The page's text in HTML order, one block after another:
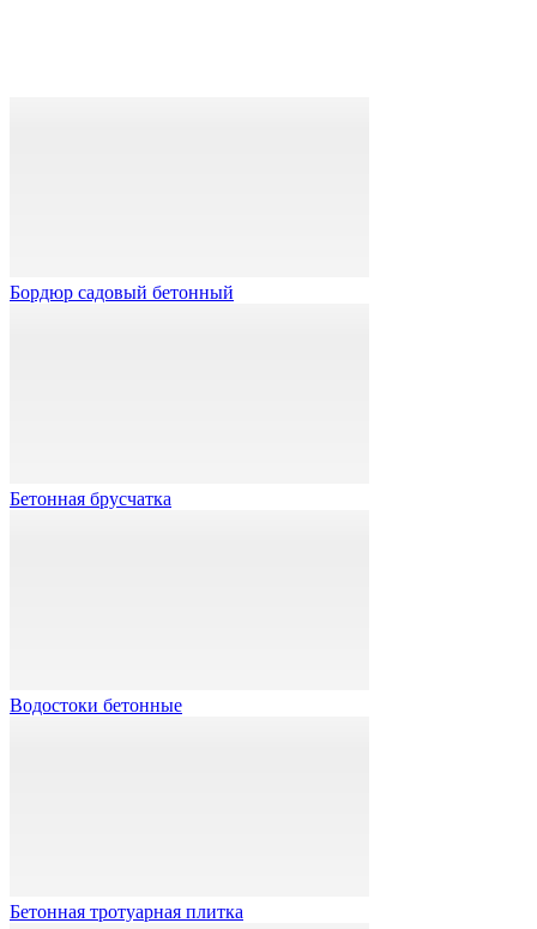
Бордюр садовый бетонный
Бетонная брусчатка
Водостоки бетонные
Бетонная тротуарная плитка